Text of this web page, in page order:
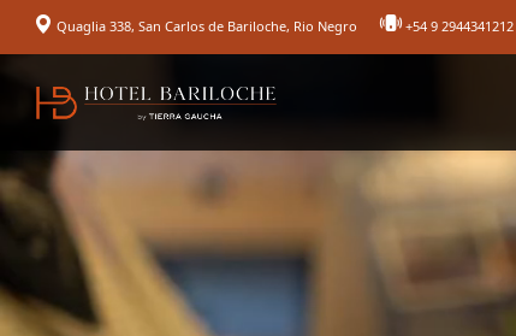
Quaglia 338, San Carlos de Bariloche, Rio Negro +54 9 2944341212